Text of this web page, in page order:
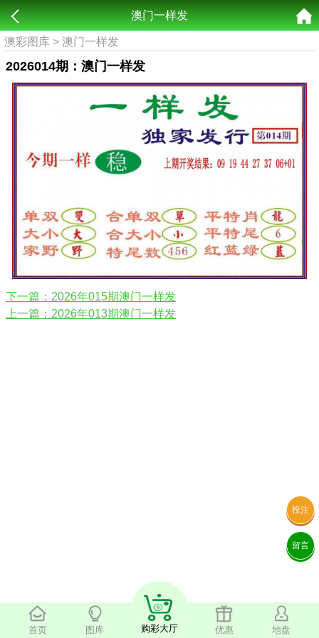
首页 图库 购彩大厅 优惠 地盘
投注
留言
澳门一样发
澳彩图库 >澳门一样发
2026014期：澳门一样发
下一篇：2026年015期澳门一样发
上一篇：2026年013期澳门一样发